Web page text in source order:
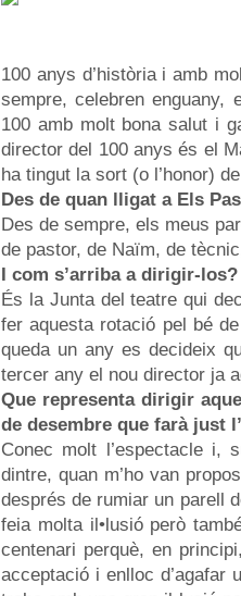
100 anys d’història i amb
sempre, celebren enguany,
100 amb molt bona salut i
director del 100 anys és el
ha tingut la sort (o l’honor)
Des de quan lligat a Els
Des de sempre, els meus
de pastor, de Naïm, de
I com s’arriba a dirigir-los?
És la Junta del teatre qui
fer aquesta rotació pel bé
queda un any es decideix
tercer any el nou director ja
Que representa dirigir
de desembre que farà just
Conec molt l’espectacle i,
dintre, quan m’ho van
després de rumiar un parell
feia molta il•lusió però
centenari perquè, en
acceptació i enlloc d’agafar